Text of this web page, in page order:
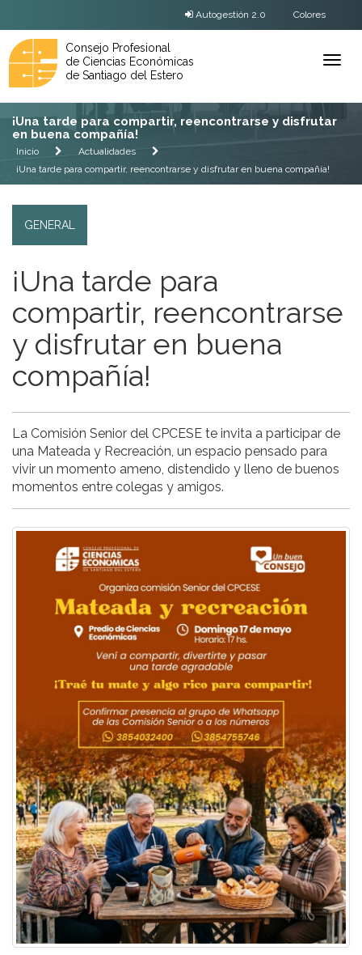
Autogestión 2.0 Colores
Ver
Consejo Profesional
de Ciencias Económicas
de Santiago del Estero
¡Una tarde para compartir, reencontrarse y disfrutar
en buena compañía!
Inicio
Actualidades
¡Una tarde para compartir, reencontrarse y disfrutar en buena compañía!
GENERAL
¡Una tarde para
compartir, reencontrarse
y disfrutar en buena
compañía!
La Comisión Senior del CPCESE te invita a participar de
una Mateada y Recreación, un espacio pensado para
vivir un momento ameno, distendido y lleno de buenos
momentos entre colegas y amigos.